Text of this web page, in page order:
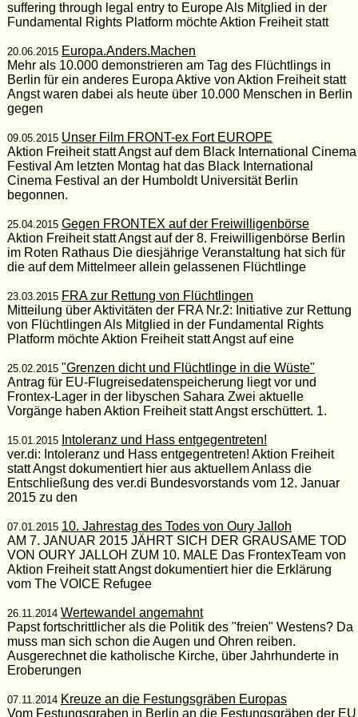
suffering through legal entry to Europe Als Mitglied in der
Fundamental Rights Platform möchte Aktion Freiheit statt
20.06.2015 Europa.Anders.Machen
Mehr als 10.000 demonstrieren am Tag des Flüchtlings in
Berlin für ein anderes Europa Aktive von Aktion Freiheit statt
Angst waren dabei als heute über 10.000 Menschen in Berlin
gegen
09.05.2015 Unser Film FRONT-ex Fort EUROPE
Aktion Freiheit statt Angst auf dem Black International Cinema
Festival Am letzten Montag hat das Black International
Cinema Festival an der Humboldt Universität Berlin
begonnen.
25.04.2015 Gegen FRONTEX auf der Freiwilligenbörse
Aktion Freiheit statt Angst auf der 8. Freiwilligenbörse Berlin
im Roten Rathaus Die diesjährige Veranstaltung hat sich für
die auf dem Mittelmeer allein gelassenen Flüchtlinge
23.03.2015 FRA zur Rettung von Flüchtlingen
Mitteilung über Aktivitäten der FRA Nr.2: Initiative zur Rettung
von Flüchtlingen Als Mitglied in der Fundamental Rights
Platform möchte Aktion Freiheit statt Angst auf eine
25.02.2015 "Grenzen dicht und Flüchtlinge in die Wüste"
Antrag für EU-Flugreisedatenspeicherung liegt vor und
Frontex-Lager in der libyschen Sahara Zwei aktuelle
Vorgänge haben Aktion Freiheit statt Angst erschüttert. 1.
15.01.2015
Intoleranz und Hass entgegentreten!
ver.di: Intoleranz und Hass entgegentreten! Aktion Freiheit
statt Angst dokumentiert hier aus aktuellem Anlass die
Entschließung des ver.di Bundesvorstands vom 12. Januar
2015 zu den
07.01.2015 10. Jahrestag des Todes von Oury Jalloh
AM 7. JANUAR 2015 JÄHRT SICH DER GRAUSAME TOD
VON OURY JALLOH ZUM 10. MALE Das FrontexTeam von
Aktion Freiheit statt Angst dokumentiert hier die Erklärung
vom The VOICE Refugee
26.11.2014 Wertewandel angemahnt
Papst fortschrittlicher als die Politik des "freien" Westens? Da
muss man sich schon die Augen und Ohren reiben.
Ausgerechnet die katholische Kirche, über Jahrhunderte in
Eroberungen
07.11.2014 Kreuze an die Festungsgräben Europas
Vom Festungsgraben in Berlin an die Festungsgräben der EU